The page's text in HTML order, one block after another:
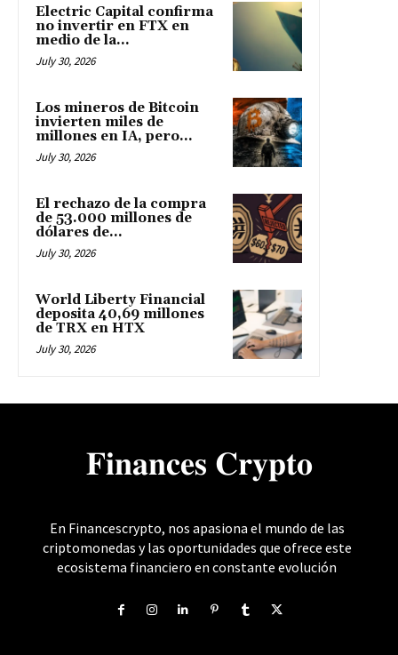
Electric Capital confirma
no invertir en FTX en
medio de la...
July 30, 2026
Los mineros de Bitcoin
invierten miles de
millones en IA, pero...
July 30, 2026
El rechazo de la compra
de 53.000 millones de
dólares de...
July 30, 2026
World Liberty Financial
deposita 40,69 millones
de TRX en HTX
July 30, 2026
𝐅𝐢𝐧𝐚𝐧𝐜𝐞𝐬 𝐂𝐫𝐲𝐩𝐭𝐨
En Financescrypto, nos apasiona el mundo de las
criptomonedas y las oportunidades que ofrece este
ecosistema financiero en constante evolución